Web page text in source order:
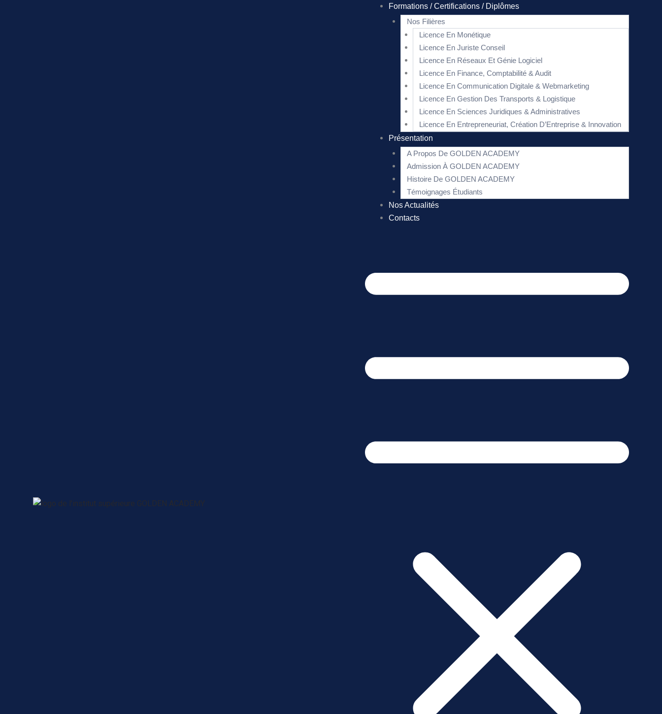
Formations / Certifications / Diplômes
Nos Filières
Licence En Monétique
Licence En Juriste Conseil
Licence En Réseaux Et Génie Logiciel
Licence En Finance, Comptabilité & Audit
Licence En Communication Digitale & Webmarketing
Licence En Gestion Des Transports & Logistique
Licence En Sciences Juridiques & Administratives
Licence En Entrepreneuriat, Création D’Entreprise & Innovation
Présentation
A Propos De GOLDEN ACADEMY
Admission À GOLDEN ACADEMY
Histoire De GOLDEN ACADEMY
Témoignages Étudiants
Nos Actualités
Contacts